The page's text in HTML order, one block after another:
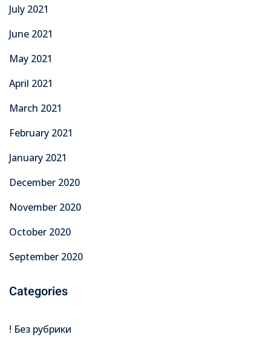
July 2021
June 2021
May 2021
April 2021
March 2021
February 2021
January 2021
December 2020
November 2020
October 2020
September 2020
Categories
! Без рубрики